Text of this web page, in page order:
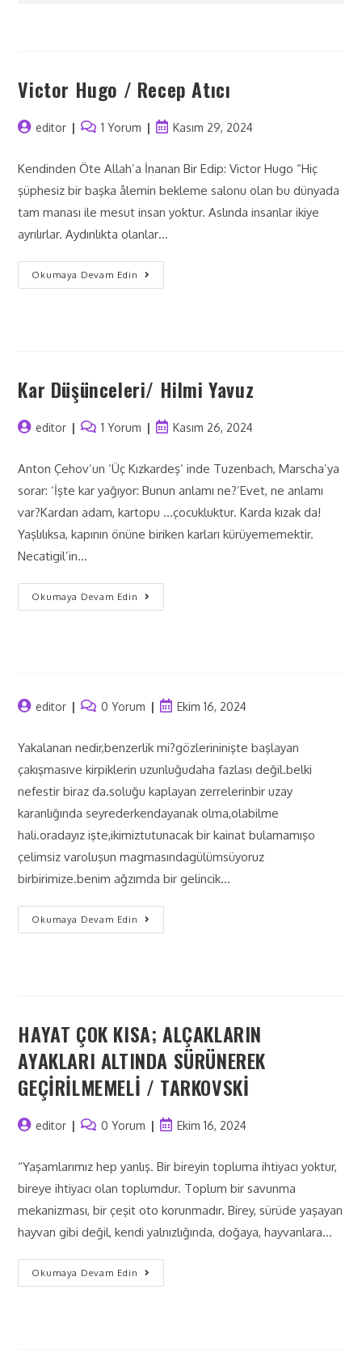
Victor Hugo / Recep Atıcı
editor 1 Yorum Kasım 29, 2024
Kendinden Öte Allah’a İnanan Bir Edip: Victor Hugo “Hiç
şüphesiz bir başka âlemin bekleme salonu olan bu dünyada
tam manası ile mesut insan yoktur. Aslında insanlar ikiye
ayrılırlar. Aydınlıkta olanlar…
Okumaya Devam Edin
Kar Düşünceleri/ Hilmi Yavuz
editor 1 Yorum Kasım 26, 2024
Anton Çehov’un ‘Üç Kızkardeş’ inde Tuzenbach, Marscha’ya
sorar: ‘İşte kar yağıyor: Bunun anlamı ne?’Evet, ne anlamı
var?Kardan adam, kartopu …çocukluktur. Karda kızak da!
Yaşlılıksa, kapının önüne biriken karları kürüyememektir.
Necatigil’in…
Okumaya Devam Edin
editor 0 Yorum Ekim 16, 2024
Yakalanan nedir,benzerlik mi?gözlerininişte başlayan
çakışmasıve kirpiklerin uzunluğudaha fazlası değil.belki
nefestir biraz da.soluğu kaplayan zerrelerinbir uzay
karanlığında seyrederkendayanak olma,olabilme
hali.oradayız işte,ikimiztutunacak bir kainat bulamamışo
çelimsiz varoluşun magmasındagülümsüyoruz
birbirimize.benim ağzımda bir gelincik…
Okumaya Devam Edin
HAYAT ÇOK KISA; ALÇAKLARIN
AYAKLARI ALTINDA SÜRÜNEREK
GEÇİRİLMEMELİ / TARKOVSKİ
editor 0 Yorum Ekim 16, 2024
“Yaşamlarımız hep yanlış. Bir bireyin topluma ihtiyacı yoktur,
bireye ihtiyacı olan toplumdur. Toplum bir savunma
mekanizması, bir çeşit oto korunmadır. Birey, sürüde yaşayan
hayvan gibi değil, kendi yalnızlığında, doğaya, hayvanlara…
Okumaya Devam Edin